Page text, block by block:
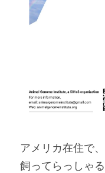
アメリカ在住で
飼ってらっしゃ